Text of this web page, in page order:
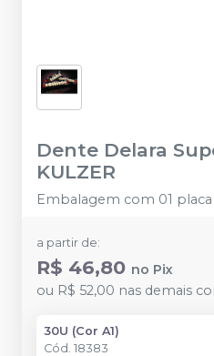
Dente Delara
KULZER
Embalagem com 01
a partir de:
R$ 46,80 no Pix
ou R$ 52,00 nas demais
30U (Cor A1)
Cód. 18383